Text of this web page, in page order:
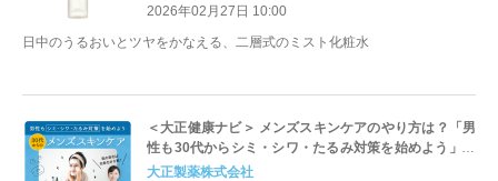
2026年02月27日 10:00
日中のうるおいとツヤをかなえる、二層式のミスト化粧水
＜大正健康ナビ＞ メンズスキンケアのやり方は？「男
性も30代からシミ・シワ・たるみ対策を始めよう」を
新着公開！
大正製薬株式会社